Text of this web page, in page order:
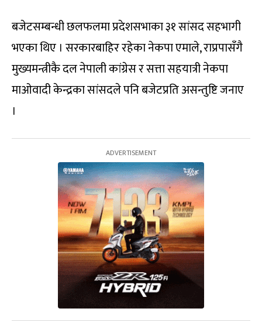
बजेटसम्बन्धी छलफलमा प्रदेशसभाका ३१ सांसद सहभागी
भएका थिए । सरकारबाहिर रहेका नेकपा एमाले, राप्रपासँगै
मुख्यमन्त्रीकै दल नेपाली कांग्रेस र सत्ता सहयात्री नेकपा
माओवादी केन्द्रका सांसदले पनि बजेटप्रति असन्तुष्टि जनाए
।